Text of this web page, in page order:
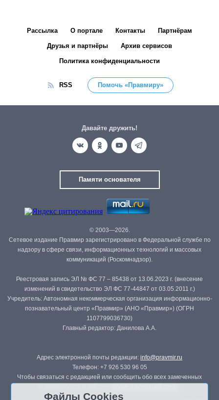
Рассылка О портале Контакты Партнёрам
Друзья и партнёры Архив сервисов
Политика конфиденциальности
RSS Помочь «Правмиру»
Давайте дружить!
Памяти основателя
© 2003—2026.
Сетевое издание Правмир зарегистрировано в Федеральной службе по
надзору в сфере связи, информационных технологий и массовых
коммуникаций (Роскомнадзор).
Реестровая запись ЭЛ № ФС 77 – 85438 от 13.06.2023 г. (внесение
изменений в свидетельство ЭЛ ФС 77-44847 от 03.05.2011 г.)
Учредитель: Автономная некоммерческая организация информационно-
познавательный центр «Правмир» (АНО «Правмир») (ОГРН
1107799036730)
Главный редактор: Данилова А.А.
Адрес электронной почты редакции: info@pravmir.ru
Телефон: +7 926 530 96 05
Чтобы связаться с редакцией или сообщить обо всех замеченных
Файлы Cookies